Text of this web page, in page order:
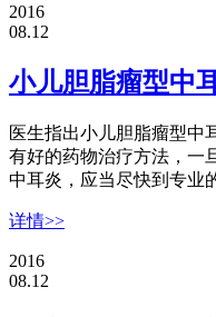
2016
08.12
小儿胆脂瘤型中
医生指出小儿胆脂瘤型中
有好的药物治疗方法，一
中耳炎，应当尽快到专业
详情>>
2016
08.12